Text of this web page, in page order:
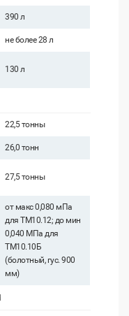
390 л
не более 28 л
130 л
22,5 тонны
26,0 тонн
27,5 тонны
от макс 0,080 мПа
для ТМ10.12; до мин
0,040 МПа для
ТМ10.10Б
(болотный, гус. 900
мм)